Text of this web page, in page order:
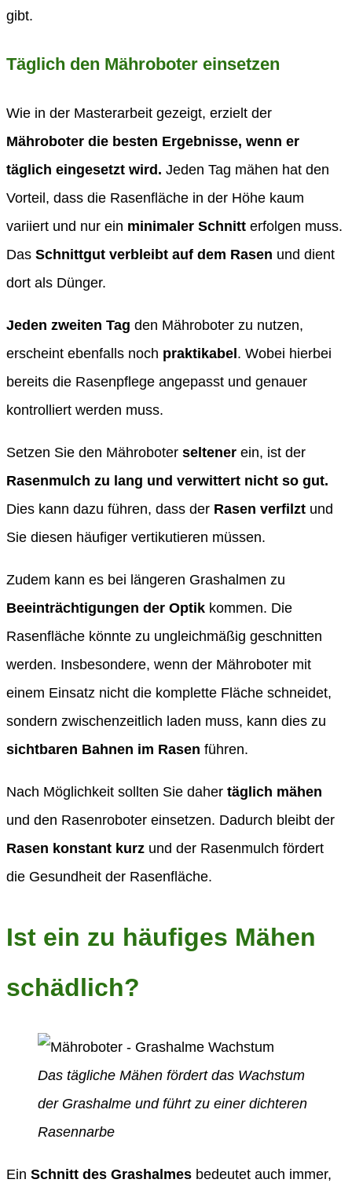
gibt.
Täglich den Mähroboter einsetzen
Wie in der Masterarbeit gezeigt, erzielt der
Mähroboter die besten Ergebnisse, wenn er
täglich eingesetzt wird. Jeden Tag mähen hat den
Vorteil, dass die Rasenfläche in der Höhe kaum
variiert und nur ein minimaler Schnitt erfolgen muss.
Das Schnittgut verbleibt auf dem Rasen und dient
dort als Dünger.
Jeden zweiten Tag den Mähroboter zu nutzen,
erscheint ebenfalls noch praktikabel . Wobei hierbei
bereits die Rasenpflege angepasst und genauer
kontrolliert werden muss.
Setzen Sie den Mähroboter seltener ein, ist der
Rasenmulch zu lang und verwittert nicht so gut.
Dies kann dazu führen, dass der Rasen verfilzt und
Sie diesen häufiger vertikutieren müssen.
Zudem kann es bei längeren Grashalmen zu
Beeinträchtigungen der Optik kommen. Die
Rasenfläche könnte zu ungleichmäßig geschnitten
werden. Insbesondere, wenn der Mähroboter mit
einem Einsatz nicht die komplette Fläche schneidet,
sondern zwischenzeitlich laden muss, kann dies zu
sichtbaren Bahnen im Rasen führen.
Nach Möglichkeit sollten Sie daher täglich mähen
und den Rasenroboter einsetzen. Dadurch bleibt der
Rasen konstant kurz und der Rasenmulch fördert
die Gesundheit der Rasenfläche.
Ist ein zu häufiges Mähen
schädlich?
Das tägliche Mähen fördert das Wachstum
der Grashalme und führt zu einer dichteren
Rasennarbe
Ein Schnitt des Grashalmes bedeutet auch immer,